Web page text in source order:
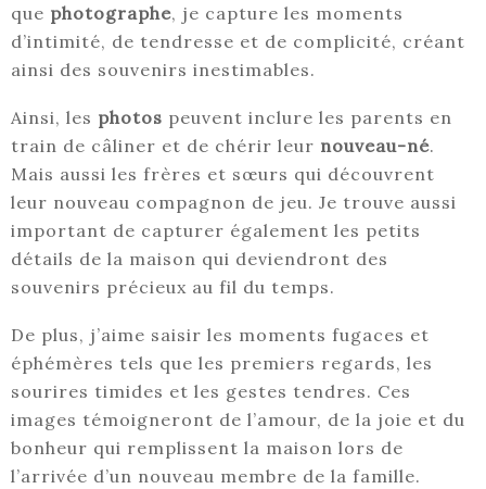
que photographe, je capture les moments
d’intimité, de tendresse et de complicité, créant
ainsi des souvenirs inestimables.
Ainsi, les photos peuvent inclure les parents en
train de câliner et de chérir leur nouveau-né.
Mais aussi les frères et sœurs qui découvrent
leur nouveau compagnon de jeu. Je trouve aussi
important de capturer également les petits
détails de la maison qui deviendront des
souvenirs précieux au fil du temps.
De plus, j’aime saisir les moments fugaces et
éphémères tels que les premiers regards, les
sourires timides et les gestes tendres. Ces
images témoigneront de l’amour, de la joie et du
bonheur qui remplissent la maison lors de
l’arrivée d’un nouveau membre de la famille.